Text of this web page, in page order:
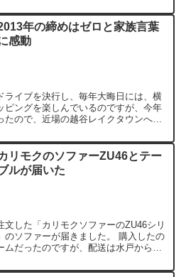
年の締めはゼロと家族言葉
感動
ライブを決行し、毎年大晦日には、横
ピングを楽しんでいるのですが、今年
ので、近場の越谷レイクタウンへシ
リモクのソファーZU46とテー
ルが届いた
した「カリモクソファーのZU46シリ
のソファーが届きました。 購入したの
だったのですが、配送は水戸から配